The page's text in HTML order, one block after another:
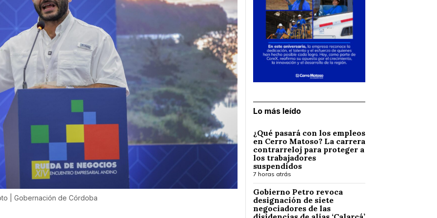
| Gobernación de Córdoba
Lo más leído
¿Qué pasará con los empleos
en Cerro Matoso? La carrera
contrarreloj para proteger a
los trabajadores
suspendidos
7 horas atrás
Gobierno Petro revoca
designación de siete
negociadores de las